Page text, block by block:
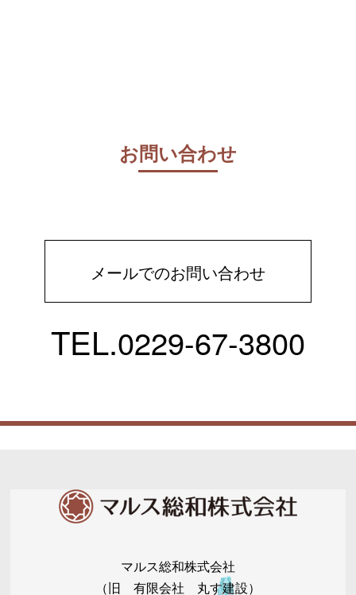
お問い合わせ
メールでのお問い合わせ
TEL.0229-67-3800
マルス総和株式会社
（旧 有限会社 丸す建設）